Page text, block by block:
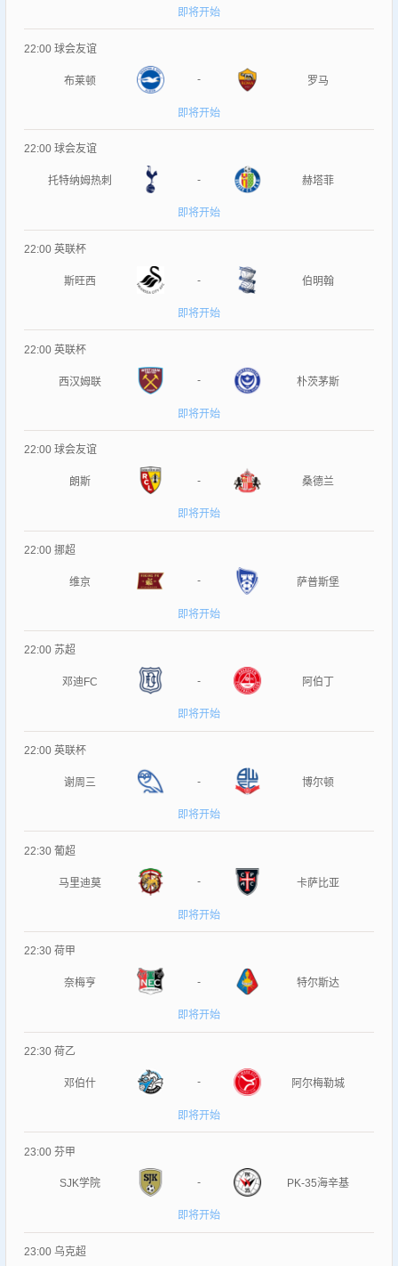
即将开始
22:00 球会友谊
布莱顿 - 罗马
即将开始
22:00 球会友谊
托特纳姆热刺 - 赫塔菲
即将开始
22:00 英联杯
斯旺西 - 伯明翰
即将开始
22:00 英联杯
西汉姆联 - 朴茨茅斯
即将开始
22:00 球会友谊
朗斯 - 桑德兰
即将开始
22:00 挪超
维京 - 萨普斯堡
即将开始
22:00 苏超
邓迪FC - 阿伯丁
即将开始
22:00 英联杯
谢周三 - 博尔顿
即将开始
22:30 葡超
马里迪莫 - 卡萨比亚
即将开始
22:30 荷甲
奈梅亨 - 特尔斯达
即将开始
22:30 荷乙
邓伯什 - 阿尔梅勒城
即将开始
23:00 芬甲
SJK学院 - PK-35海辛基
即将开始
23:00 乌克超